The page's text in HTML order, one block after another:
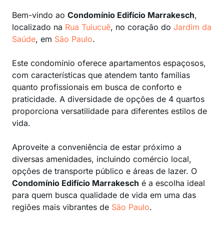
Bem-vindo ao Condomínio Edifício Marrakesch,
localizado na Rua Tuiucuê, no coração do Jardim da
Saúde, em São Paulo.
Este condomínio oferece apartamentos espaçosos,
com características que atendem tanto famílias
quanto profissionais em busca de conforto e
praticidade. A diversidade de opções de 4 quartos
proporciona versatilidade para diferentes estilos de
vida.
Aproveite a conveniência de estar próximo a
diversas amenidades, incluindo comércio local,
opções de transporte público e áreas de lazer. O
Condomínio Edifício Marrakesch é a escolha ideal
para quem busca qualidade de vida em uma das
regiões mais vibrantes de São Paulo.